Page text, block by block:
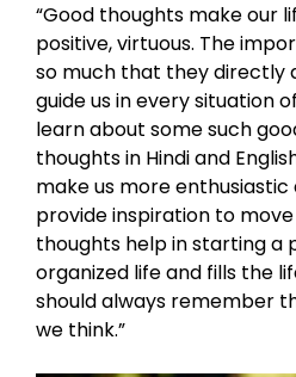
“Good thoughts make our
positive, virtuous. The
so much that they directly
guide us in every situation
learn about some such
thoughts in Hindi and
make us more
provide inspiration to
thoughts help in starting a
organized life and fills the
should always remember
we think.”